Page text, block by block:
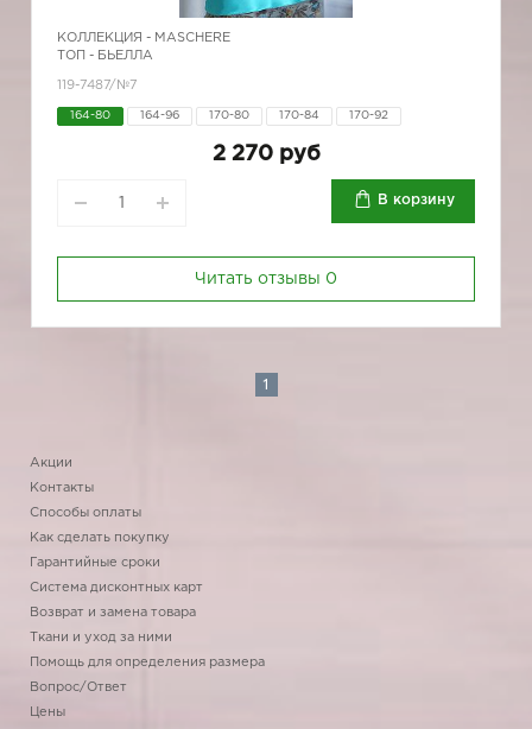
КОЛЛЕКЦИЯ - MASCHERE
ТОП - БЬЕЛЛА
119-7487/№7
164-80 164-96 170-80 170-84 170-92
2 270 руб
В корзину
Читать отзывы 0
1
Акции
Контакты
Способы оплаты
Как сделать покупку
Гарантийные сроки
Система дисконтных карт
Возврат и замена товара
Ткани и уход за ними
Помощь для определения размера
Вопрос/Ответ
Цены